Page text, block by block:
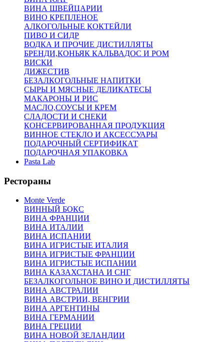
ВИНА ШВЕЙЦАРИИ
ВИНО КРЕПЛЕНОЕ
АЛКОГОЛЬНЫЕ КОКТЕЙЛИ
ПИВО И СИДР
ВОДКА И ПРОЧИЕ ДИСТИЛЛЯТЫ
БРЕНДИ,КОНЬЯК КАЛЬВАДОС И РОМ
ВИСКИ
ДИЖЕСТИВ
БЕЗАЛКОГОЛЬНЫЕ НАПИТКИ
СЫРЫ И МЯСНЫЕ ДЕЛИКАТЕСЫ
МАКАРОНЫ И РИС
МАСЛО,СОУСЫ И КРЕМ
СЛАДОСТИ И СНЕКИ
КОНСЕРВИРОВАННАЯ ПРОДУКЦИЯ
ВИННОЕ СТЕКЛО И АКСЕССУАРЫ
ПОДАРОЧНЫЙ СЕРТИФИКАТ
ПОДАРОЧНАЯ УПАКОВКА
Pasta Lab
Рестораны
Monte Verde
ВИННЫЙ БОКС
ВИНА ФРАНЦИИ
ВИНА ИТАЛИИ
ВИНА ИСПАНИИ
ВИНА ИГРИСТЫЕ ИТАЛИЯ
ВИНА ИГРИСТЫЕ ФРАНЦИИ
ВИНА ИГРИСТЫЕ ИСПАНИИ
ВИНА КАЗАХСТАНА И СНГ
БЕЗАЛКОГОЛЬНОЕ ВИНО И ДИСТИЛЛЯТЫ
ВИНА АВСТРАЛИИ
ВИНА АВСТРИИ, ВЕНГРИИ
ВИНА АРГЕНТИНЫ
ВИНА ГЕРМАНИИ
ВИНА ГРЕЦИИ
ВИНА НОВОЙ ЗЕЛАНДИИ